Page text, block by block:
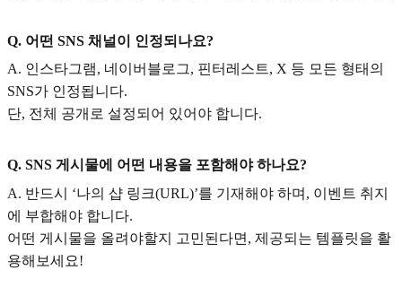
Q. 어떤 SNS 채널이 인정되나요?
A. 인스타그램, 네이버블로그, 핀터레스트, X 등 모든 형태의
SNS가 인정됩니다.
단, 전체 공개로 설정되어 있어야 합니다.
Q. SNS 게시물에 어떤 내용을 포함해야 하나요?
A. 반드시 ‘나의 샵 링크(URL)’를 기재해야 하며, 이벤트 취지
에 부합해야 합니다.
어떤 게시물을 올려야할지 고민된다면, 제공되는 템플릿을 활
용해보세요!